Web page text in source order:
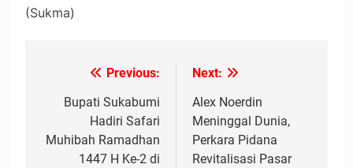
(Sukma)
Navigasi
pos
Previous:
Bupati Sukabumi
Hadiri Safari
Muhibah Ramadhan
1447 H Ke-2 di
Next:
Alex Noerdin
Meninggal Dunia,
Perkara Pidana
Revitalisasi Pasar